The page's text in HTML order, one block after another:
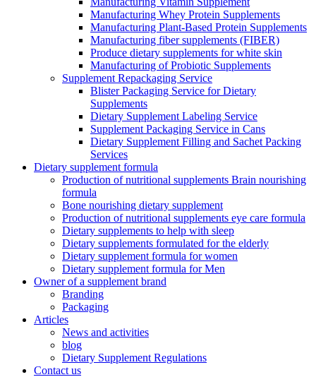
Manufacturing Whey Protein Supplements
Manufacturing Plant-Based Protein Supplements
Manufacturing fiber supplements (FIBER)
Produce dietary supplements for white skin
Manufacturing of Probiotic Supplements
Supplement Repackaging Service
Blister Packaging Service for Dietary
Supplements​
Dietary Supplement Labeling Service
Supplement Packaging Service in Cans
Dietary Supplement Filling and Sachet Packing
Services
Dietary supplement formula
Production of nutritional supplements Brain nourishing
formula
Bone nourishing dietary supplement
Production of nutritional supplements eye care formula
Dietary supplements to help with sleep
Dietary supplements formulated for the elderly
Dietary supplement formula for women
Dietary supplement formula for Men
Owner of a supplement brand
Branding
Packaging
Articles
News and activities
blog
Dietary Supplement Regulations
Contact us